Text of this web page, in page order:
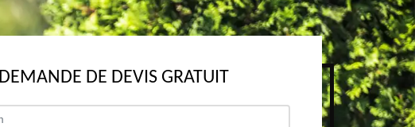
DEMANDE DE DEVIS GRATUIT